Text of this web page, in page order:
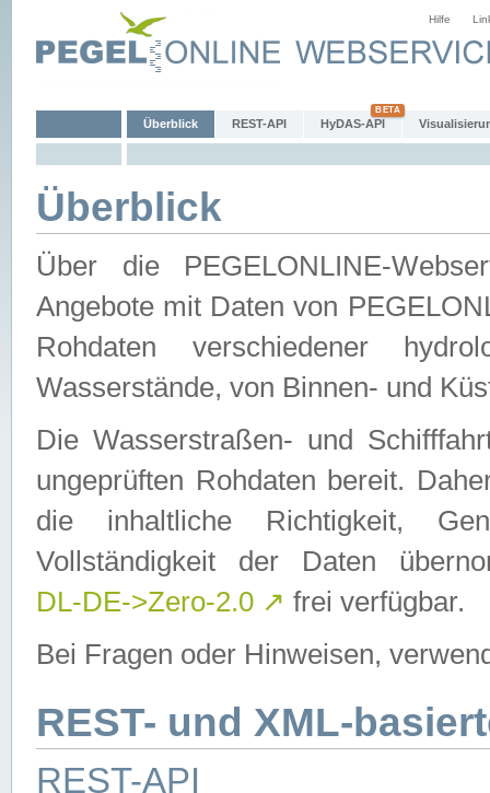
Hilfe
Überblick REST-API HyDAS-API
Überblick
Über die PEGELONLINE-
Angebote mit Daten von
Rohdaten verschiedener
Wasserstände, von Binnen- und
Die Wasserstraßen- und
ungeprüften Rohdaten bereit.
die inhaltliche Richtigkeit,
Vollständigkeit der Daten
DL-DE->Zero-2.0 ↗ frei verfügbar.
Bei Fragen oder Hinweisen,
REST- und XML-
REST-API